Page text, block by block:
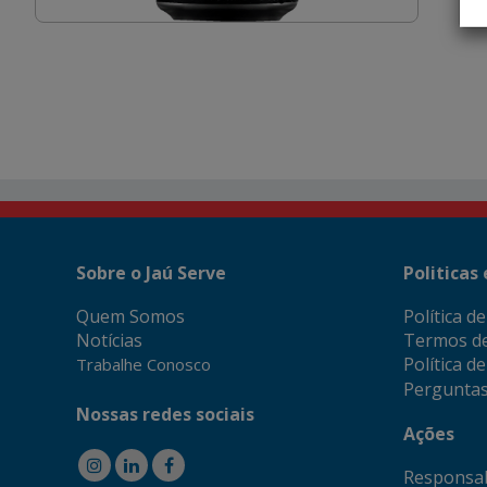
Sobre o Jaú Serve
Quem Somos
Notícias
Trabalhe Conosco
Nossas redes sociais
Politicas
Política
Termos
Política
Ações